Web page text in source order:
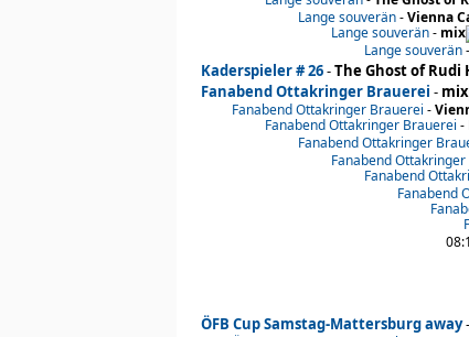
Lange souverän-Vienna
Lange souverän- mix
Lange souverän-
Kaderspieler # 26-The Ghost of Rudi
Fanabend Ottakringer Brauerei - mix
Fanabend Ottakringer Brauerei -
Fanabend Ottakringer Brauerei -
Fanabend Ottakringer
Fanabend
Fanabend
Fanabend
ÖFB Cup Samstag-Mattersburg away-